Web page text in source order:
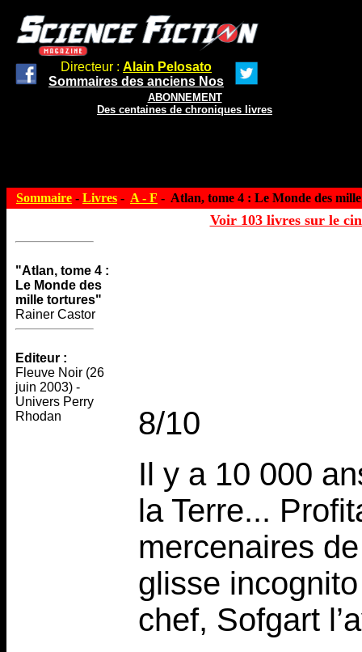
Directeur : Alain Pelosato
Sommaires des anciens Nos
ABONNEMENT
Des centaines de chroniques livres
Sommaire - Livres - A - F - Atlan, tome 4 : Le Monde des
Voir 103 livres sur le
"Atlan, tome 4 :
Le Monde des
mille tortures"
Rainer Castor
Editeur :
Fleuve Noir (26
juin 2003) -
Univers Perry
Rhodan
8/10
Il y a 10 000
la Terre...
mercenaires
glisse
chef, Sofgart